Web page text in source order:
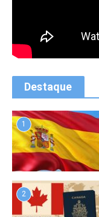
Destaque
1
2